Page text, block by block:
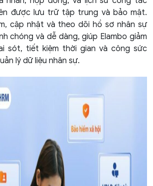
được lưu trữ tập trung và bảo mật.
cập nhật và theo dõi hồ sơ nhân sự
chóng và dễ dàng, giúp Elambo giảm
sót, tiết kiệm thời gian và công sức
lý dữ liệu nhân sự.